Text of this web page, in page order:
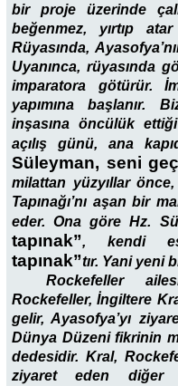
bir proje üzerinde
beğenmez, yırtıp
Rüyasında,
Uyanınca, rüyasında
imparatora götürür.
yapımına başlanır.
inşasına öncülük
açılış günü, ana
Süleyman, seni
milattan yüzyıllar
Tapınağı’nı aşan bir
eder. Ona göre Hz.
tapınak”, kendi
tapınak”tır. Yani yeni
Rockefeller
Rockefeller, İngiltere
gelir, Ayasofya’yı
Dünya Düzeni fikrinin
dedesidir. Kral,
ziyaret eden diğer